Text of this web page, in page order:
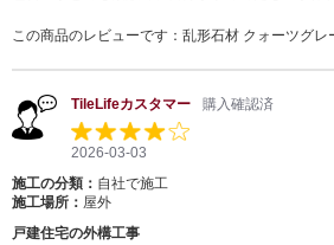
この商品のレビューです： 乱形石材 クォーツグレ
TileLifeカスタマー 購入確認済
2026-03-03
施工の分類： 自社で施工
施工場所： 屋外
戸建住宅の外構工事